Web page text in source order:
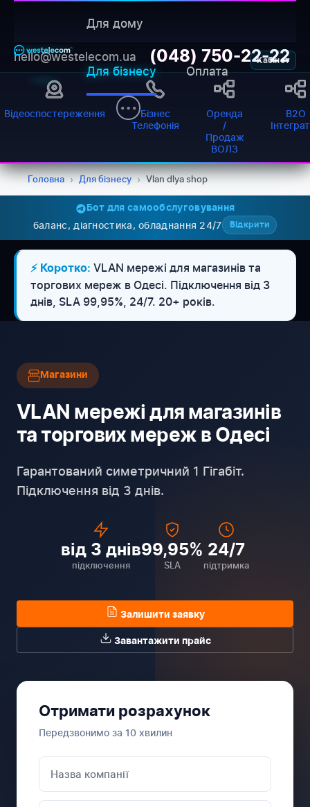
Для дому
Для бізнесу Оплата
Кабінет
hello@westelecom.ua (048) 750-22-22
Відеоспостереження
Бізнес
Телефонія
Оренда
/
Продаж
ВОЛЗ
B2O
Головна › Для бізнесу › Vlan dlya shop
Бот для самообслуговування
баланс, діагностика, обладнання 24/7 Відкрити
⚡ Коротко: VLAN мережі для магазинів та
торгових мереж в Одесі. Підключення від 3
днів, SLA 99,95%, 24/7. 20+ років.
Магазини
VLAN мережі для магазинів
та торгових мереж в Одесі
Гарантований симетричний 1 Гігабіт.
Підключення від 3 днів.
від 3 днів
підключення
99,95%
SLA
24/7
підтримка
Залишити заявку
Завантажити прайс
Отримати розрахунок
Передзвонимо за 10 хвилин
WESTELECOM
Онлайн-підтримка